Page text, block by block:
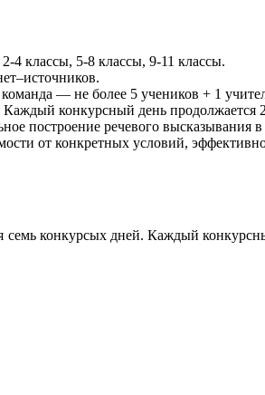
4 классы, 5-8 классы, 9-11 классы.
— не более 5 учеников + 1
конкурсный день продолжается
построение речевого
от конкретных условий,
семь конкурсых дней. Каждый